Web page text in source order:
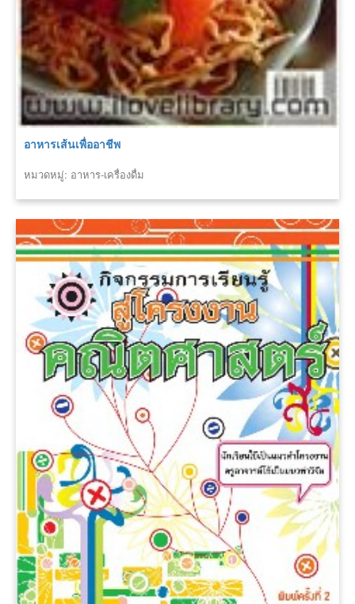
อาหารเส้นเพื่ออาชีพ
หมวดหมู่: อาหาร-เครื่องดื่ม